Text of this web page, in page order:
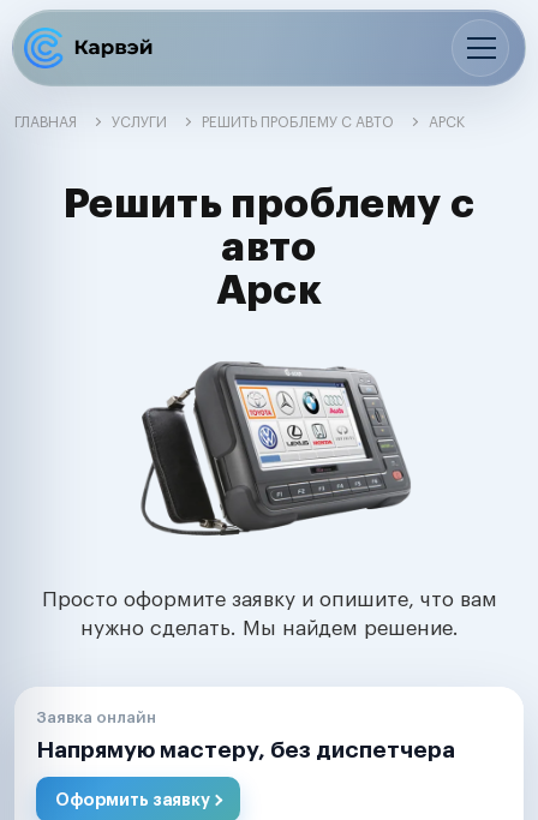
ГЛАВНАЯ УСЛУГИ РЕШИТЬ ПРОБЛЕМУ С АВТО АРСК
Решить проблему с
авто
Арск
Просто оформите заявку и опишите, что вам
нужно сделать. Мы найдем решение.
Заявка онлайн
Напрямую мастеру, без диспетчера
Оформить заявку